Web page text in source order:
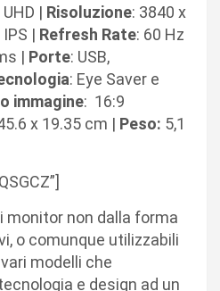
| Risoluzione: 3840 x
IPS | Refresh Rate: 60 Hz
| Porte: USB,
: Eye Saver e
immagine: 16:9
x 19.35 cm | Peso: 5,1
monitor non dalla forma
o comunque utilizzabili
modelli che
e design ad un